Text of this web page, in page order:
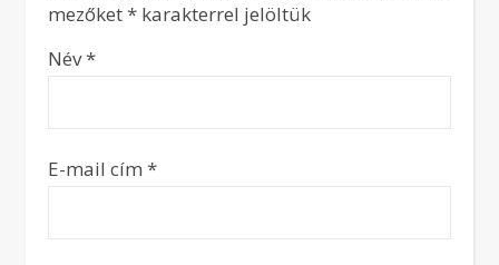
mezőket* karakterrel jelöltük
Név*
E-mail cím *